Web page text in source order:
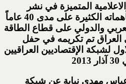
المتميزة في نشر
الثقافة الإقتصادية ولمساهماته الكثيرة على مدى 40 عاماً
والدولي على قطاع الطاقة
العراق تم تكريمه في حفل
لشبكة الإقتصاديين العراقيين
مهدي نيابة عن شبكة